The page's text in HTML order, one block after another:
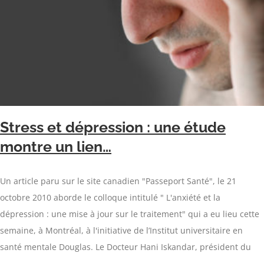
Stress et dépression : une étude
montre un lien…
Un article paru sur le site canadien "Passeport Santé", le 21
octobre 2010 aborde le colloque intitulé " L'anxiété et la
dépression : une mise à jour sur le traitement" qui a eu lieu cette
semaine, à Montréal, à l'initiative de l’Institut universitaire en
santé mentale Douglas. Le Docteur Hani Iskandar, président du